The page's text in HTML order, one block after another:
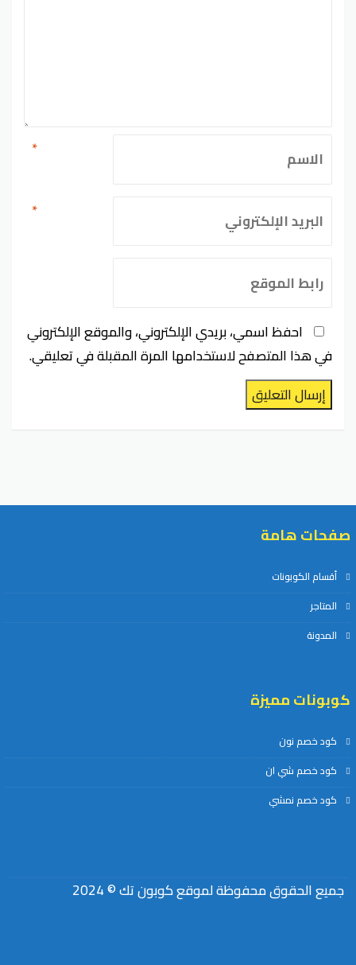
*
*
احفظ اسمي، بريدي الإلكتروني، والموقع الإلكتروني
في هذا المتصفح لاستخدامها المرة المقبلة في تعليقي.
إرسال التعليق
صفحات هامة
أقسام الكوبونات
المتاجر
المدونة
كوبونات مميزة
كود خصم نون
كود خصم شي ان
كود خصم نمشي
جميع الحقوق محفوظة لموقع كوبون تك © 2024